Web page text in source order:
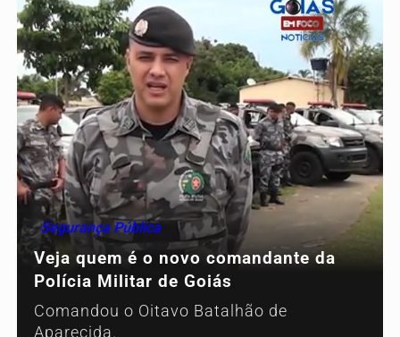
Segurança Pública
Veja quem é o novo comandante da
Polícia Militar de Goiás
Comandou o Oitavo Batalhão de
Aparecida.